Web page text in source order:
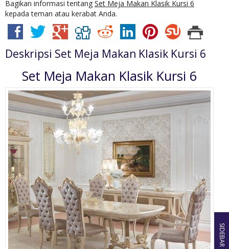
Bagikan informasi tentang Set Meja Makan Klasik Kursi 6
kepada teman atau kerabat Anda.
Deskripsi Set Meja Makan Klasik Kursi 6
Set Meja Makan Klasik Kursi 6
SIDEBAR